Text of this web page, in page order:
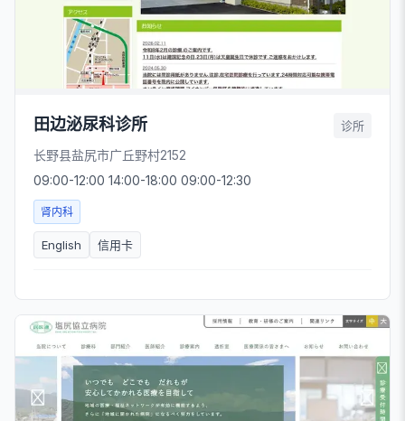
田边泌尿科诊所 诊所
长野县盐尻市广丘野村2152
09:00-12:00 14:00-18:00 09:00-12:30
肾内科
English 信用卡